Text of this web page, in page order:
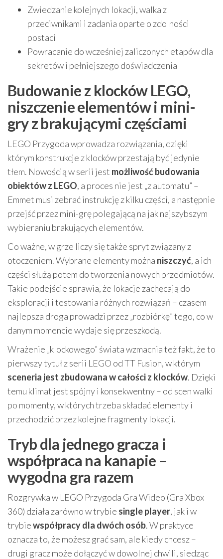
Zwiedzanie kolejnych lokacji, walka z
przeciwnikami i zadania oparte o zdolności
postaci
Powracanie do wcześniej zaliczonych etapów dla
sekretów i pełniejszego doświadczenia
Budowanie z klocków LEGO,
niszczenie elementów i mini-
gry z brakującymi częściami
LEGO Przygoda wprowadza rozwiązania, dzięki
którym konstrukcje z klocków przestają być jedynie
tłem. Nowością w serii jest możliwość budowania
obiektów z LEGO, a proces nie jest „z automatu” –
Emmet musi zebrać instrukcję z kilku części, a następnie
przejść przez mini-grę polegającą na jak najszybszym
wybieraniu brakujących elementów.
Co ważne, w grze liczy się także spryt związany z
otoczeniem. Wybrane elementy można niszczyć, a ich
części służą potem do tworzenia nowych przedmiotów.
Takie podejście sprawia, że lokacje zachęcają do
eksploracji i testowania różnych rozwiązań – czasem
najlepsza droga prowadzi przez „rozbiórkę” tego, co w
danym momencie wydaje się przeszkodą.
Wrażenie „klockowego” świata wzmacnia też fakt, że to
pierwszy tytuł z serii LEGO od TT Fusion, w którym
sceneria jest zbudowana w całości z klocków. Dzięki
temu klimat jest spójny i konsekwentny – od scen walki
po momenty, w których trzeba składać elementy i
przechodzić przez kolejne fragmenty lokacji.
Tryb dla jednego gracza i
współpraca na kanapie –
wygodna gra razem
Rozgrywka w LEGO Przygoda Gra Wideo (Gra Xbox
360) działa zarówno w trybie single player, jak i w
trybiewspółpracy dla dwóch osób. W praktyce
oznacza to, że możesz grać sam, ale kiedy chcesz –
drugi gracz może dołączyć w dowolnej chwili, siedząc